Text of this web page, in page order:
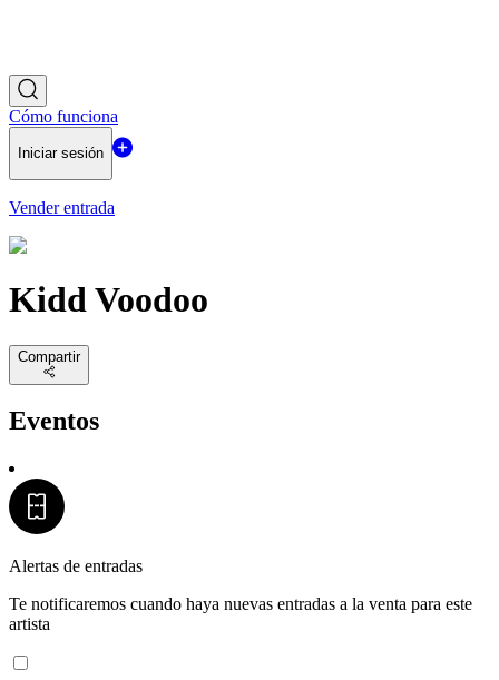
Cómo funciona
Iniciar sesión
Vender entrada
Kidd Voodoo
Compartir
Eventos
Alertas de entradas
Te notificaremos cuando haya nuevas entradas a la venta para este
artista